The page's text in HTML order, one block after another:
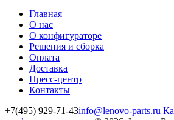
Главная
О нас
О конфигураторе
Решения и сборка
Оплата
Доставка
Пресс-центр
Контакты
+7(495) 929-71-43info@lenovo-parts.ru